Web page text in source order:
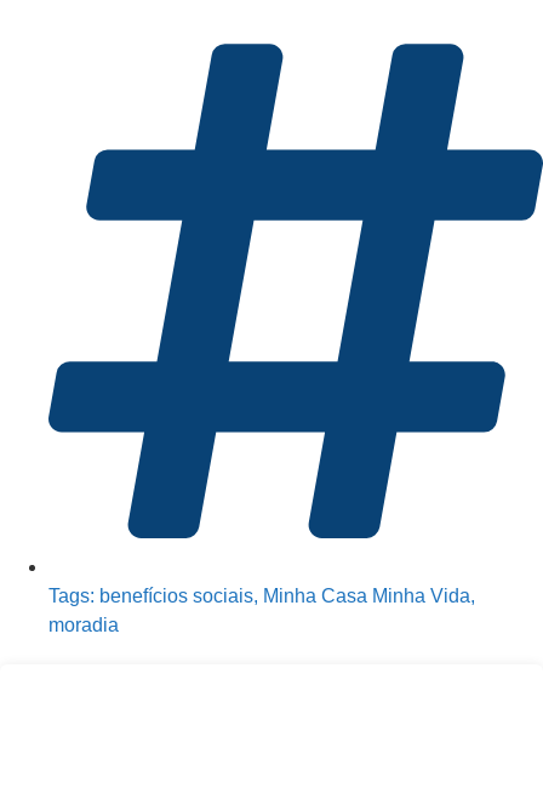
Tags: benefícios sociais, Minha Casa Minha Vida,
moradia